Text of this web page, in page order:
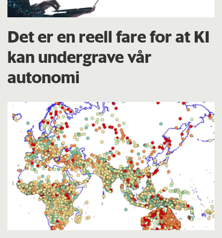
Det er en reell fare for at KI
kan undergrave vår
autonomi